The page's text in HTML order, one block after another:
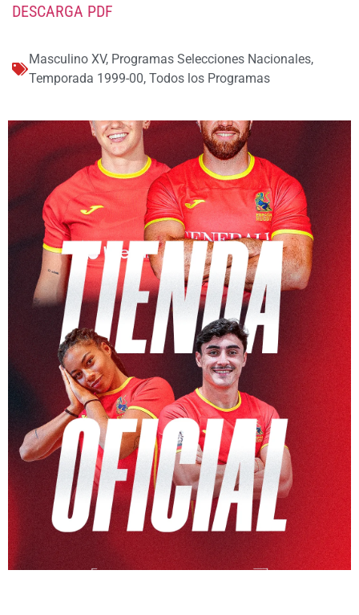
DESCARGA PDF
Masculino XV, Programas Selecciones Nacionales,
Temporada 1999-00, Todos los Programas